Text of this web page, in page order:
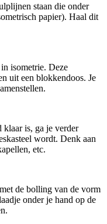
staan die onder
papier). Haal dit
isometrie. Deze
uit een blokkendoos. Je
is, ga je verder
wordt. Denk aan
etc.
de bolling van de vorm
onder je hand op de